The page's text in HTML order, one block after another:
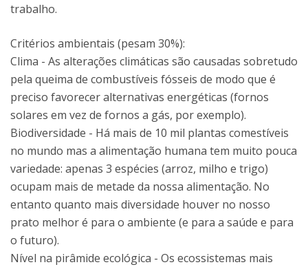
trabalho.
Critérios ambientais (pesam 30%):
Clima - As alterações climáticas são causadas sobretudo
pela queima de combustíveis fósseis de modo que é
preciso favorecer alternativas energéticas (fornos
solares em vez de fornos a gás, por exemplo).
Biodiversidade - Há mais de 10 mil plantas comestíveis
no mundo mas a alimentação humana tem muito pouca
variedade: apenas 3 espécies (arroz, milho e trigo)
ocupam mais de metade da nossa alimentação. No
entanto quanto mais diversidade houver no nosso
prato melhor é para o ambiente (e para a saúde e para
o futuro).
Nível na pirâmide ecológica - Os ecossistemas mais